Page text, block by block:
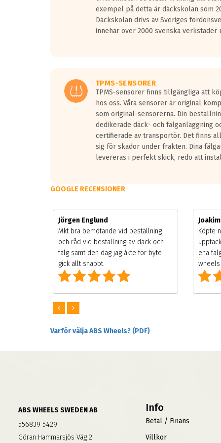
Vid körning i över 50km/h brukar
På däckmärkningen kommer det finnas en
medans de vita vågorna påvisar om det är ett tyst
Ett däck med tre svarta vågor uppnår de
exempel på detta är däckskolan som
Däckskolan drivs av Sveriges
innehar över 2000 svenska verkstäder
TPMS-SENSORER
TPMS-sensorer finns tillgängliga att
hos oss. Våra sensorer är original
som original-sensorerna. Din
dedikerade däck- och fälganläggning
certifierade av transportör. Det finns
sig för skador under frakten. Dina
levereras i perfekt skick, redo att
GOOGLE RECENSIONER
Jörgen Englund
Mkt bra bemötande vid beställning
och råd vid beställning av däck och
fälg samt den dag jag åkte för byte
gick allt snabbt.
Köpte
ena
Varför välja ABS Wheels? (PDF)
ABS WHEELS SWEDEN AB
556839 5429
Göran Hammarsjös Väg 2
Info
Betal / Finans
Villkor